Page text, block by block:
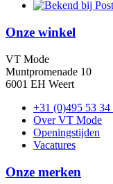
Onze winkel
VT Mode
Muntpromenade 10
6001 EH Weert
+31 (0)495 53 34
Over VT Mode
Openingstijden
Vacatures
Onze merken